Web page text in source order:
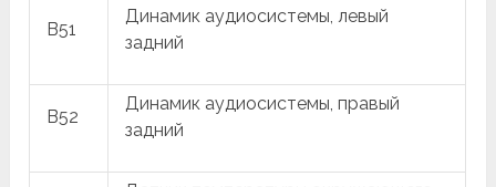
B51
Динамик аудиосистемы, левый
задний
B52
Динамик аудиосистемы, правый
задний